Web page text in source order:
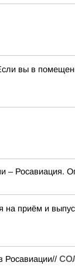
в
– Росавиация.
на приём и
Росавиации//